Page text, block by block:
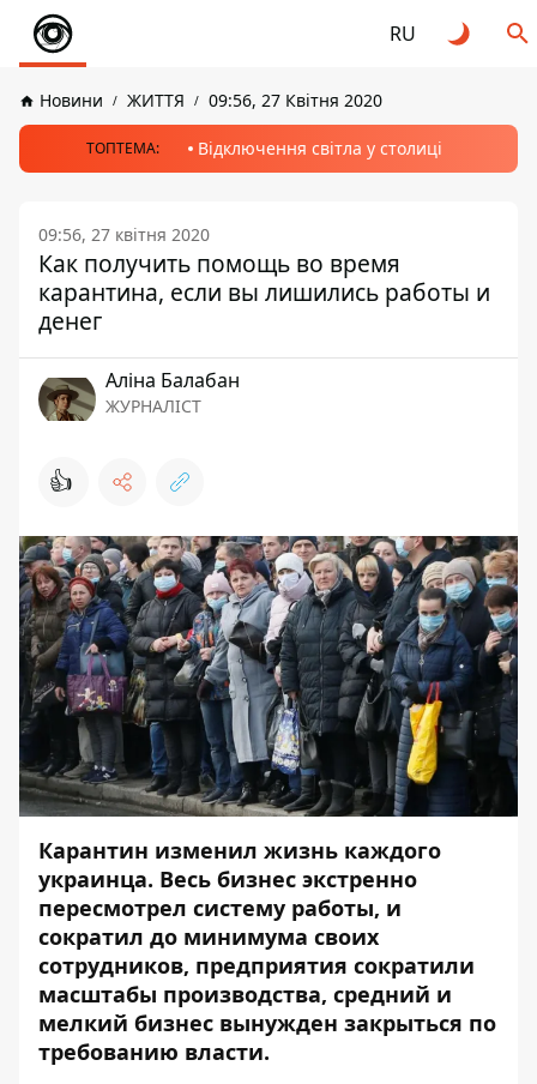
RU
Новини ЖИТТЯ 09:56, 27 Квітня 2020
ТОПТЕМА: Відключення світла у столиці
09:56, 27 квітня 2020
Как получить помощь во время
карантина, если вы лишились работы и
денег
Аліна Балабан
ЖУРНАЛІСТ
👍
Карантин изменил жизнь каждого
украинца. Весь бизнес экстренно
пересмотрел систему работы, и
сократил до минимума своих
сотрудников, предприятия сократили
масштабы производства, средний и
мелкий бизнес вынужден закрыться по
требованию власти.